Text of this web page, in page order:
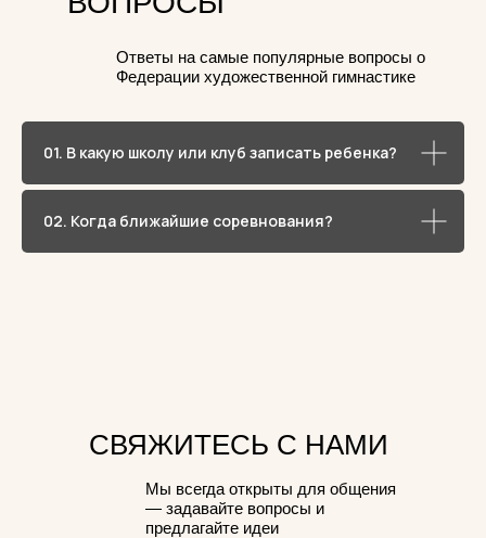
Ответы на самые популярные вопросы о
Федерации художественной гимнастике
01. В какую школу или клуб записать ребенка?
02. Когда ближайшие соревнования?
Мы всегда открыты для общения
— задавайте вопросы и
предлагайте идеи
СВЯЖИТЕСЬ С НАМИ